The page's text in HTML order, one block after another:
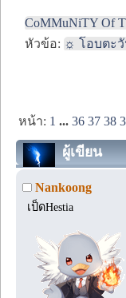
CoMMuNiTY Of
หัวข้อ: ☼ โอบตะวั
หน้า: 1 ...36 37 38
ผู้เขียน
Nankoong
เป็ดHestia